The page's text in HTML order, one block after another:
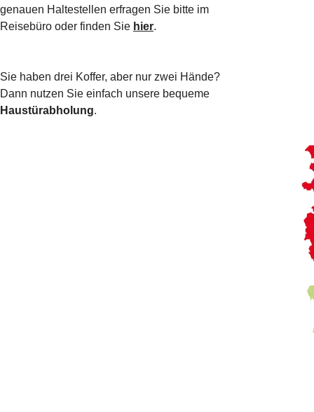
genauen Haltestellen erfragen Sie bitte im
Reisebüro oder finden Sie hier.
Sie haben drei Koffer, aber nur zwei Hände?
Dann nutzen Sie einfach unsere bequeme
Haustürabholung.